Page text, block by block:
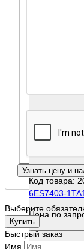
Купить
Наличие:
Код товара:
6ES7403-
Цена по
Выберите
Купить
Быстрый заказ
Имя